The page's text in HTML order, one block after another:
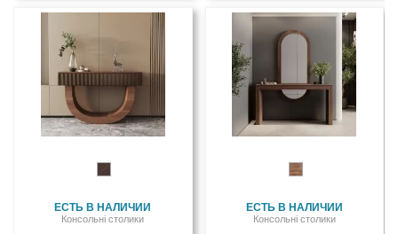
ЕСТЬ В НАЛИЧИИ
Консольні столики
ЕСТЬ В НАЛИЧИИ
Консольні столики